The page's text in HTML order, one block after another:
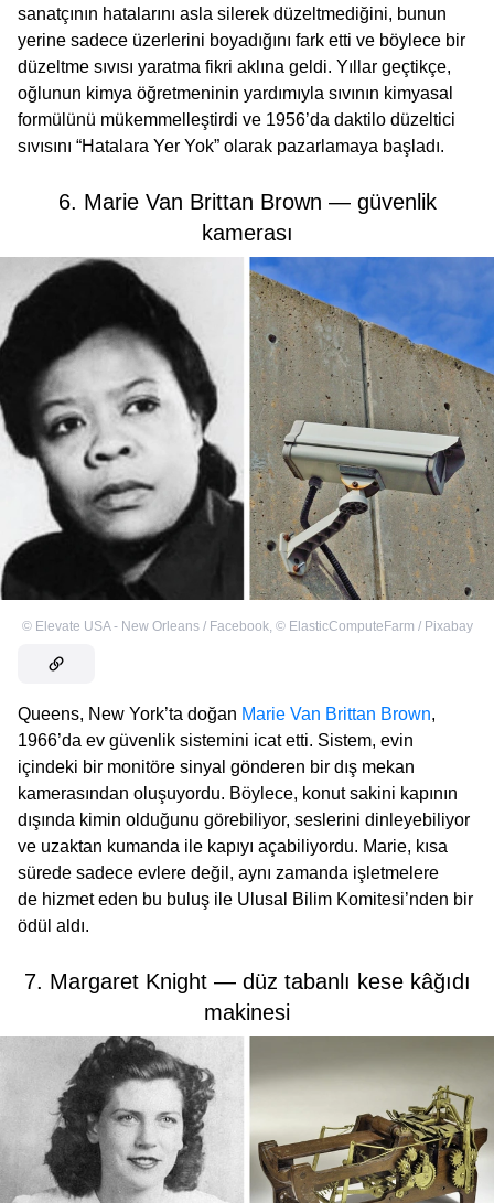
sanatçının hatalarını asla silerek düzeltmediğini, bunun
yerine sadece üzerlerini boyadığını fark etti ve böylece bir
düzeltme sıvısı yaratma fikri aklına geldi. Yıllar geçtikçe,
oğlunun kimya öğretmeninin yardımıyla sıvının kimyasal
formülünü mükemmelleştirdi ve 1956’da daktilo düzeltici
sıvısını “Hatalara Yer Yok” olarak pazarlamaya başladı.
6. Marie Van Brittan Brown — güvenlik
kamerası
© Elevate USA - New Orleans / Facebook, © ElasticComputeFarm / Pixabay
Queens, New York’ta doğan Marie Van Brittan Brown,
1966’da ev güvenlik sistemini icat etti. Sistem, evin
içindeki bir monitöre sinyal gönderen bir dış mekan
kamerasından oluşuyordu. Böylece, konut sakini kapının
dışında kimin olduğunu görebiliyor, seslerini dinleyebiliyor
ve uzaktan kumanda ile kapıyı açabiliyordu. Marie, kısa
sürede sadece evlere değil, aynı zamanda işletmelere
de hizmet eden bu buluş ile Ulusal Bilim Komitesi’nden bir
ödül aldı.
7. Margaret Knight — düz tabanlı kese kâğıdı
makinesi